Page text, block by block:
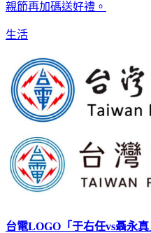
親節再加碼送好禮。
生活
台電LOGO「于右任vs聶永